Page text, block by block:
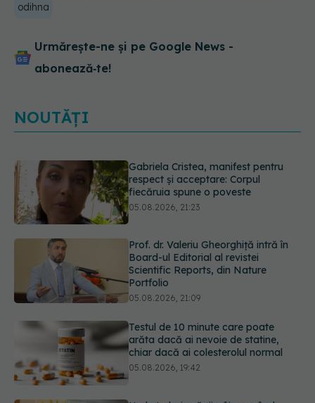
odihna
Urmărește-ne și pe Google News -
abonează‑te!
NOUTĂȚI
Prof. dr. Valeriu Gheorghiță intră în
Board-ul Editorial al revistei
Scientific Reports, din Nature
Portfolio
Testul de 10 minute care poate
arăta dacă ai nevoie de statine,
chiar dacă ai colesterolul normal
05.08.2026, 19:42
Unde trebuie să ții pâinea când
afară este caniculă. Greșeala care o
usucă sau o umple de mucegai în
doar câteva zile